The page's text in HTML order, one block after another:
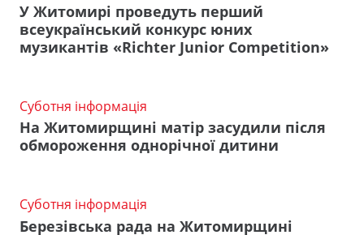
У Житомирі проведуть перший
всеукраїнський конкурс юних
музикантів «Richter Junior Competition»
Суботня інформація
На Житомирщині матір засудили після
обмороження однорічної дитини
Суботня інформація
Березівська рада на Житомирщині